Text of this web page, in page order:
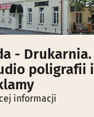
- Drukarnia.
poligrafii i
informacji